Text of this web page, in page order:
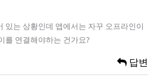
있는 상황인데 앱에서는 자꾸 오프라인이
를 연결해야하는 건가요?
답변